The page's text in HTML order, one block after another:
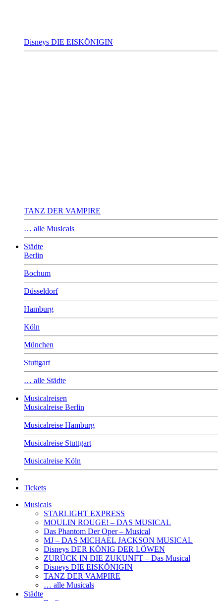
Disneys DIE EISKÖNIGIN
TANZ DER VAMPIRE
… alle Musicals
Städte
Berlin
Bochum
Düsseldorf
Hamburg
Köln
München
Stuttgart
… alle Städte
Musicalreisen
Musicalreise Berlin
Musicalreise Hamburg
Musicalreise Stuttgart
Musicalreise Köln
Tickets
Musicals
STARLIGHT EXPRESS
MOULIN ROUGE! – DAS MUSICAL
Das Phantom Der Oper – Musical
MJ – DAS MICHAEL JACKSON MUSICAL
Disneys DER KÖNIG DER LÖWEN
ZURÜCK IN DIE ZUKUNFT – Das Musical
Disneys DIE EISKÖNIGIN
TANZ DER VAMPIRE
… alle Musicals
Städte